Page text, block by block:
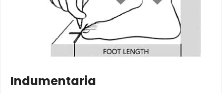
Indumentaria